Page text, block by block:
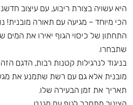
היא עשויה בצורת ריבוע, עם עיצוב
התחתון של כיסוי הגוף יאירו את המים
שתבחרו.
בניגוד לנרגילות קטנות רבות, הדגם
מובנית אלא גם עם רשת שתמנע את
תאריך את זמן הבעירה שלו.